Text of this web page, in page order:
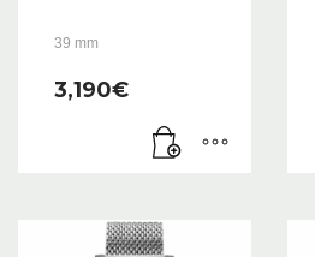
39 mm
3,190€